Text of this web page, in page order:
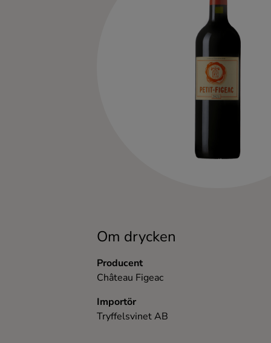
Om drycken
Producent
Château Figeac
Importör
Tryffelsvinet AB